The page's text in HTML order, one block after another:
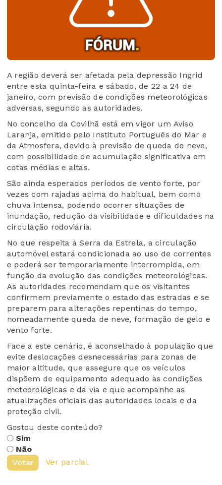
A região deverá ser afetada pela depressão Ingrid
entre esta quinta-feira e sábado, de 22 a 24 de
janeiro, com previsão de condições meteorológicas
adversas, segundo as autoridades.
No concelho da Covilhã está em vigor um Aviso
Laranja, emitido pelo Instituto Português do Mar e
da Atmosfera, devido à previsão de queda de neve,
com possibilidade de acumulação significativa em
cotas médias e altas.
São ainda esperados períodos de vento forte, por
vezes com rajadas acima do habitual, bem como
chuva intensa, podendo ocorrer situações de
inundação, redução da visibilidade e dificuldades na
circulação rodoviária.
No que respeita à Serra da Estrela, a circulação
automóvel estará condicionada ao uso de correntes
e poderá ser temporariamente interrompida, em
função da evolução das condições meteorológicas.
As autoridades recomendam que os visitantes
confirmem previamente o estado das estradas e se
preparem para alterações repentinas do tempo,
nomeadamente queda de neve, formação de gelo e
vento forte.
Face a este cenário, é aconselhado à população que
evite deslocações desnecessárias para zonas de
maior altitude, que assegure que os veículos
dispõem de equipamento adequado às condições
meteorológicas e da via e que acompanhe as
atualizações oficiais das autoridades locais e da
proteção civil.
Gostou deste conteúdo?
Sim
Não
Votar
Ver parcial